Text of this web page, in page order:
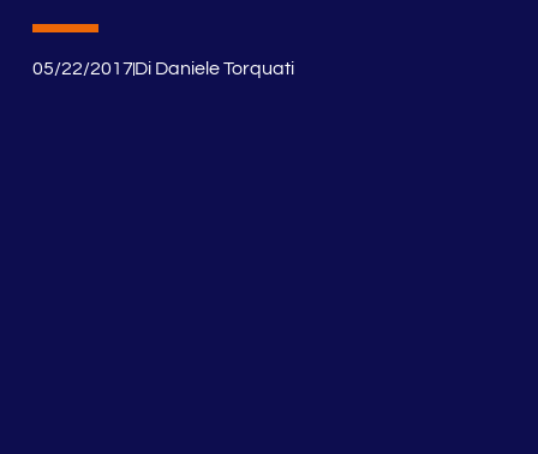
05/22/2017DiDaniele Torquati